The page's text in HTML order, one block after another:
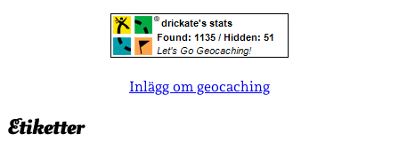
Inlägg om geocaching
Etiketter